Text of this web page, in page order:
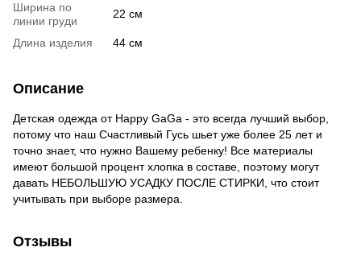
Ширина по
линии груди
22 см
Длина изделия 44 см
Описание
Детская одежда от Happy GaGa - это всегда лучший выбор,
потому что наш Счастливый Гусь шьет уже более 25 лет и
точно знает, что нужно Вашему ребенку! Все материалы
имеют большой процент хлопка в составе, поэтому могут
давать НЕБОЛЬШУЮ УСАДКУ ПОСЛЕ СТИРКИ, что стоит
учитывать при выборе размера.
Отзывы